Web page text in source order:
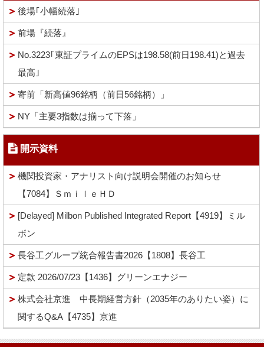
後場｢小幅続落｣
前場『続落』
No.3223｢東証プライムのEPSは198.58(前日198.41)と過去
最高｣
寄前「新高値96銘柄（前日56銘柄）」
NY「主要3指数は揃って下落」
開示資料
機関投資家・アナリスト向け説明会開催のお知らせ
【7084】ＳｍｉｌｅＨＤ
[Delayed] Milbon Published Integrated Report【4919】ミル
ボン
長谷工グループ統合報告書2026【1808】長谷工
定款 2026/07/23【1436】グリーンエナジー
株式会社京進 中長期経営方針（2035年のありたい姿）に
関するQ&A【4735】京進